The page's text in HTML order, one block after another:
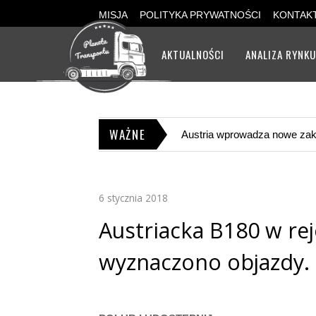
MISJA POLITYKA PRYWATNOŚCI
AKTUALNOŚCI ANALIZA RYNKU
WAŻNE
6 stycznia 2018
Austriacka B180 w
wyznaczono objazdy.